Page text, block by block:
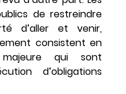
de restreindre
d’aller et venir,
consistent en
qui sont
d’obligations